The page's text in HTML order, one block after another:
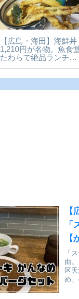
【広島・海田】海鮮丼
1,210円が名物。魚食
たわらで絶品ランチを
「
由
区
め